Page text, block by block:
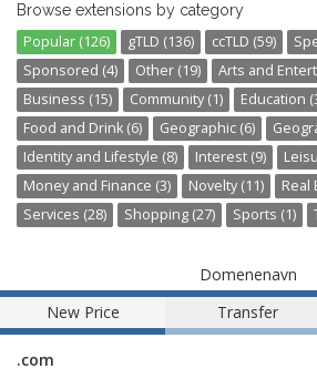
Browse extensions by category
Popular (126) gTLD (136) ccTLD (59)
Sponsored (4)
Other (19)
Arts and
Business (15)
Community (1) Education
Food and Drink (6)
Geographic (6)
Identity and Lifestyle (8)
Interest (9)
Money and Finance (3)
Novelty (11)
Real
Services (28)
Shopping (27) Sports (1)
Domenenavn
New Price
Transfer
.com